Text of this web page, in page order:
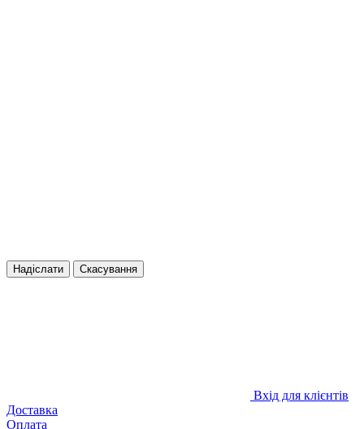
Надіслати Скасування
Вхід для клієнтів
Доставка
Оплата